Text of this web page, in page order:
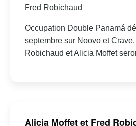
Fred Robichaud
Occupation Double Panamá
septembre sur Noovo et
Robichaud et Alicia Moffet
Alicia Moffet et Fred